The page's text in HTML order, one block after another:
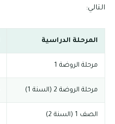
التالي:
المرحلة الدراسية
مرحلة الروضة 1
مرحلة الروضة 2 (السنة 1)
الصف 1 (السنة 2)